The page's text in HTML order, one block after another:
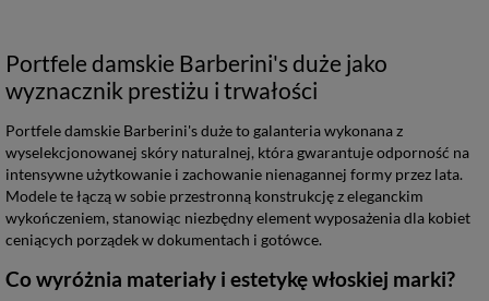
Portfele damskie Barberini's duże jako
wyznacznik prestiżu i trwałości
Portfele damskie Barberini's duże to galanteria wykonana z
wyselekcjonowanej skóry naturalnej, która gwarantuje odporność na
intensywne użytkowanie i zachowanie nienagannej formy przez lata.
Modele te łączą w sobie przestronną konstrukcję z eleganckim
wykończeniem, stanowiąc niezbędny element wyposażenia dla kobiet
ceniących porządek w dokumentach i gotówce.
Co wyróżnia materiały i estetykę włoskiej marki?